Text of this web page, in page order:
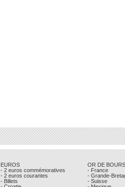
EUROS
- 2 euros commémoratives
- 2 euros courantes
- Billets
OR DE
- France
- Grande-
- Suisse